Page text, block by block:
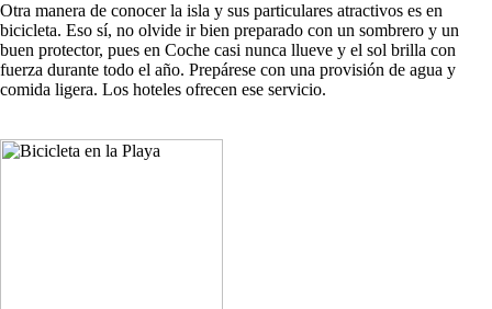
Otra manera de conocer la isla y sus particulares atractivos es en
bicicleta. Eso sí, no olvide ir bien preparado con un sombrero y un
buen protector, pues en Coche casi nunca llueve y el sol brilla con
fuerza durante todo el año. Prepárese con una provisión de agua y
comida ligera. Los hoteles ofrecen ese servicio.